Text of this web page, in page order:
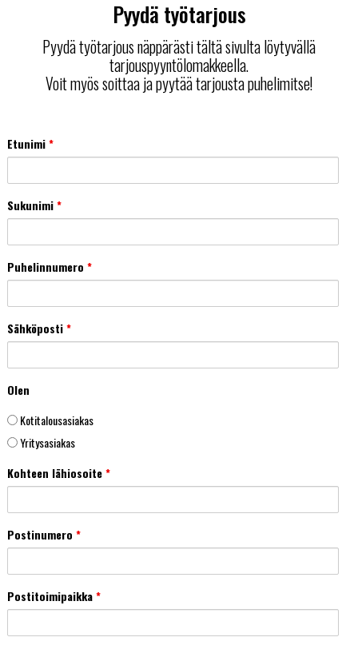
Pyydä työtarjous
Pyydä työtarjous näppärästi tältä sivulta löytyvällä
tarjouspyyntölomakkeella.
Voit myös soittaa ja pyytää tarjousta puhelimitse!
Etunimi*
Sukunimi*
Puhelinnumero *
Sähköposti*
Olen
Kotitalousasiakas
Yritysasiakas
Kohteen lähiosoite*
Postinumero *
Postitoimipaikka*